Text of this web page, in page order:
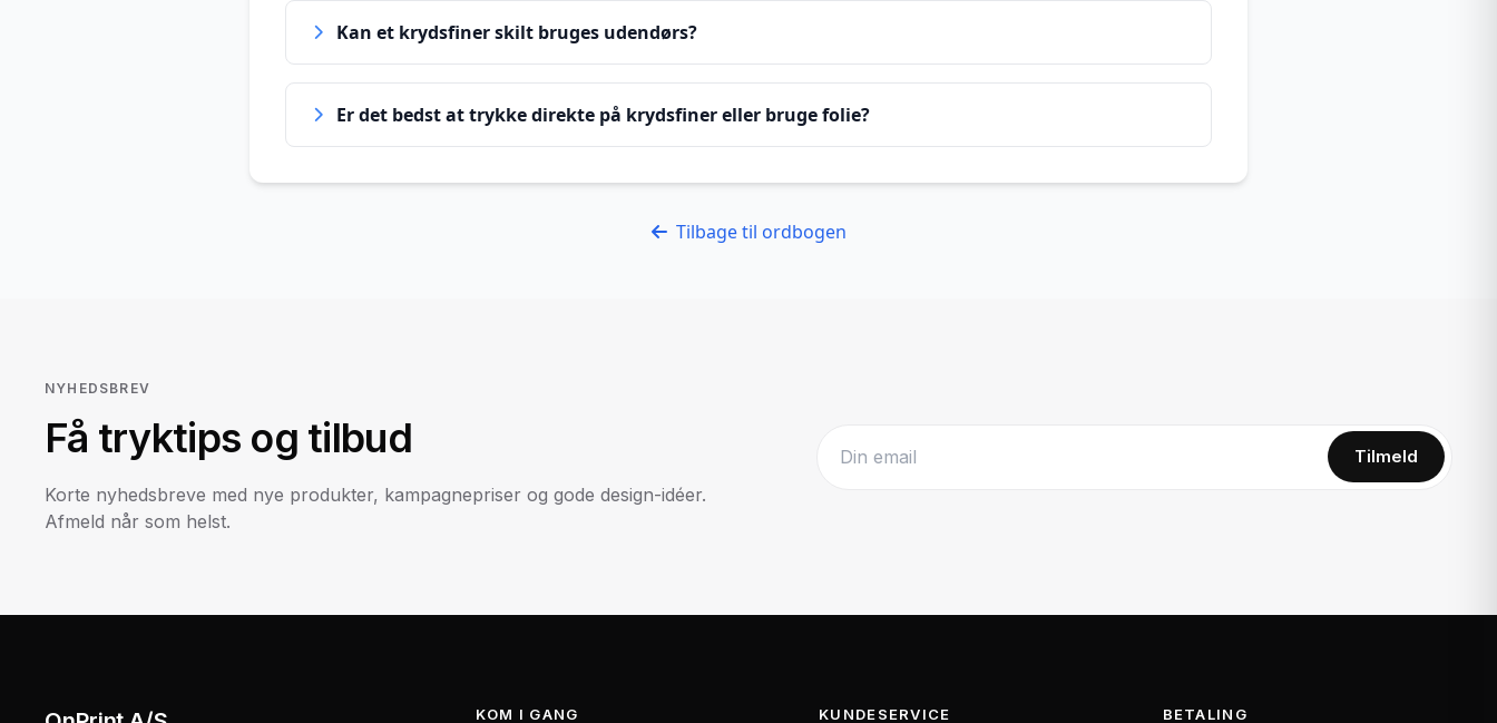
Kan et krydsfiner skilt bruges udendørs?
Er det bedst at trykke direkte på krydsfiner eller bruge folie?
Tilbage til ordbogen
NYHEDSBREV
Få tryktips og tilbud
Korte nyhedsbreve med nye produkter, kampagnepriser og gode design-idéer.
Afmeld når som helst.
Tilmeld
KOM I GANG KUNDESERVICE BETALING